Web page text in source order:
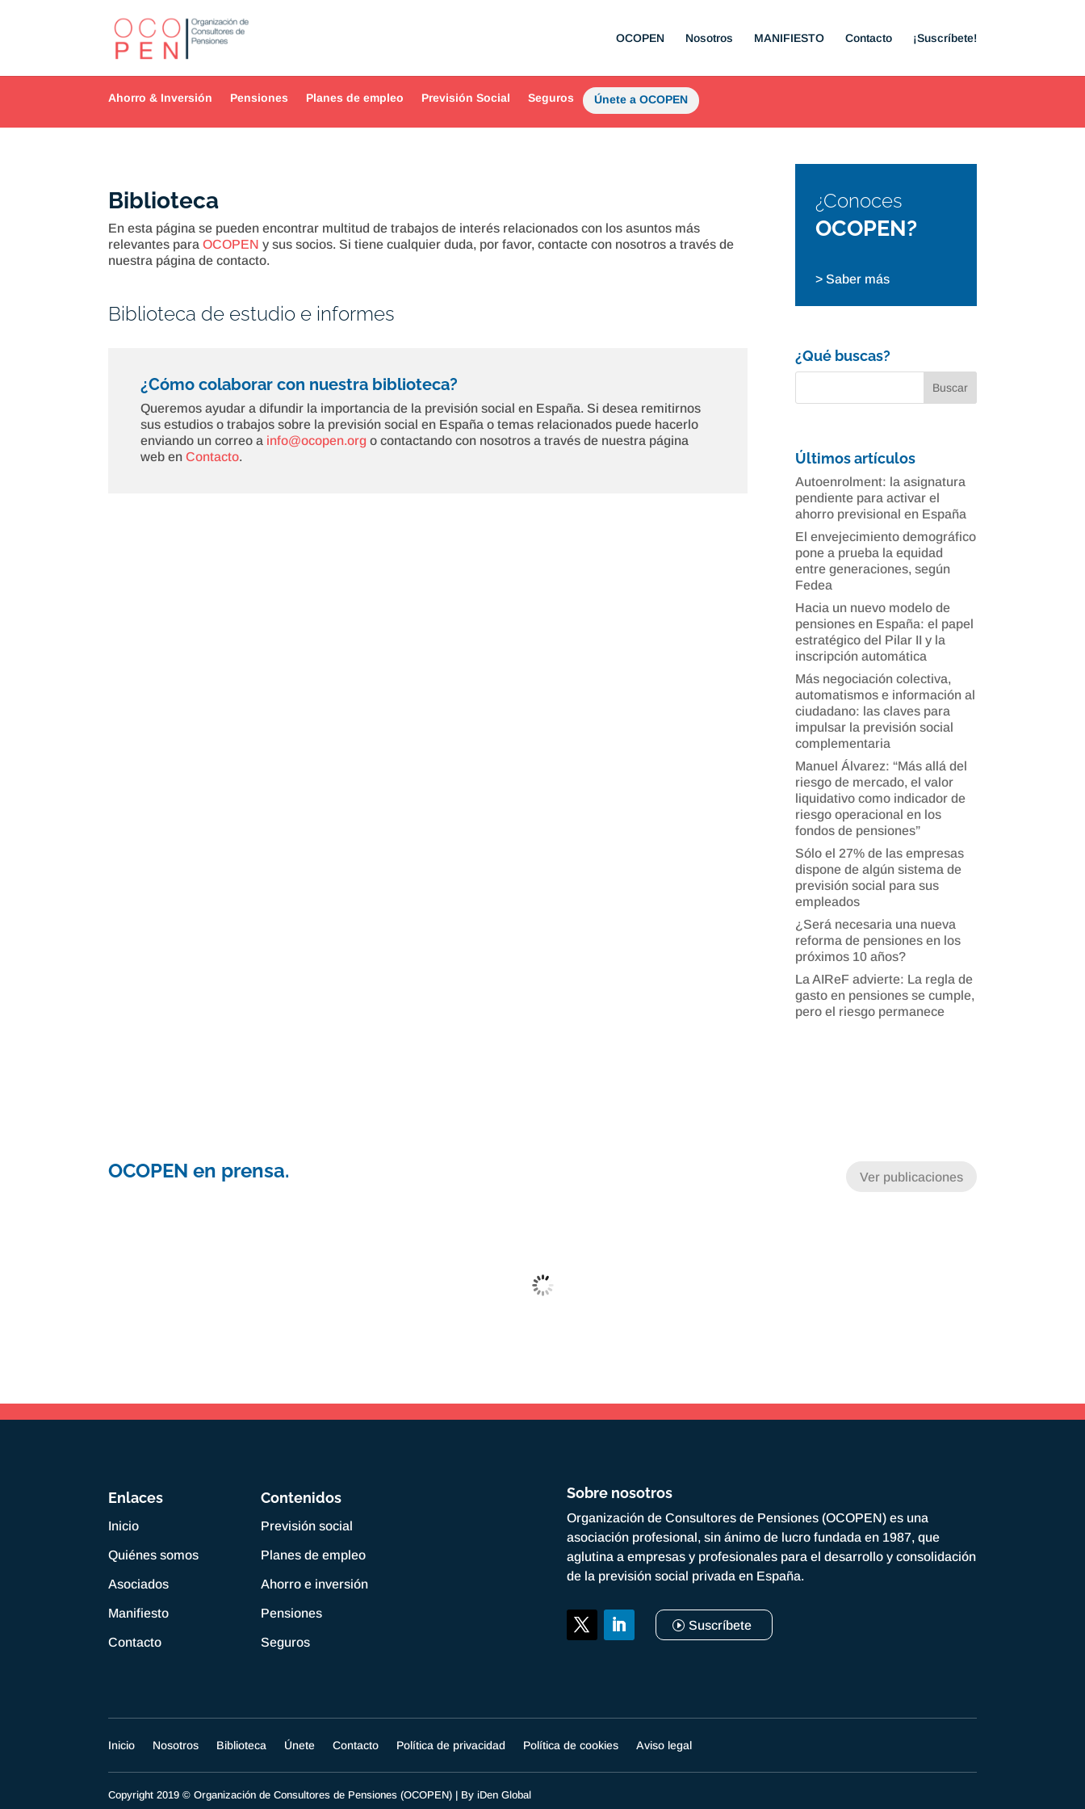
OCOPEN Nosotros MANIFIESTO Contacto ¡Suscríbete!
Ahorro & Inversión Pensiones Planes de empleo Previsión Social Seguros Únete a OCOPEN
Biblioteca
En esta página se pueden encontrar multitud de trabajos de interés relacionados con los asuntos más
relevantes paraOCOPEN y sus socios. Si tiene cualquier duda, por favor, contacte con nosotros a través de
nuestra página de contacto.
Biblioteca de estudio e informes
¿Cómo colaborar con nuestra biblioteca?
Queremos ayudar a difundir la importancia de la previsión social en España. Si desea remitirnos
sus estudios o trabajos sobre la previsión social en España o temas relacionados puede hacerlo
enviando un correo a info@ocopen.org o contactando con nosotros a través de nuestra página
web enContacto.
¿Conoces
OCOPEN?
> Saber más
¿Qué buscas?
Últimos artículos
Autoenrolment: la asignatura
pendiente para activar el
ahorro previsional en España
El envejecimiento demográfico
pone a prueba la equidad
entre generaciones, según
Fedea
Hacia un nuevo modelo de
pensiones en España: el papel
estratégico del Pilar II y la
inscripción automática
Más negociación colectiva,
automatismos e información al
ciudadano: las claves para
impulsar la previsión social
complementaria
Manuel Álvarez: “Más allá del
riesgo de mercado, el valor
liquidativo como indicador de
riesgo operacional en los
fondos de pensiones”
Sólo el 27% de las empresas
dispone de algún sistema de
previsión social para sus
empleados
¿Será necesaria una nueva
reforma de pensiones en los
próximos 10 años?
La AIReF advierte: La regla de
gasto en pensiones se cumple,
pero el riesgo permanece
OCOPEN en prensa. Ver publicaciones
Enlaces
Inicio
Quiénes somos
Asociados
Manifiesto
Contacto
Contenidos
Previsión social
Planes de empleo
Ahorro e inversión
Pensiones
Seguros
Sobre nosotros
Organización de Consultores de Pensiones (OCOPEN) es una
asociación profesional, sin ánimo de lucro fundada en 1987, que
aglutina a empresas y profesionales para el desarrollo y consolidación
de la previsión social privada en España.
Suscríbete
Inicio Nosotros Biblioteca Únete Contacto Política de privacidad Política de cookies Aviso legal
Copyright 2019 © Organización de Consultores de Pensiones (OCOPEN) | ByiDen Global